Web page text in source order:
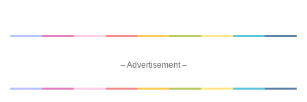
– Advertisement –